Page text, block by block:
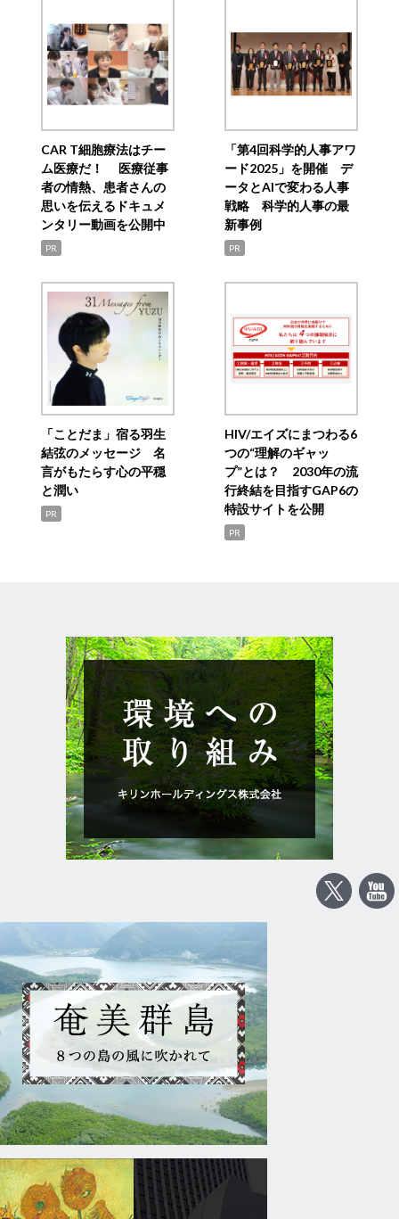
CAR T細胞療法はチー
ム医療だ！ 医療従事
者の情熱、患者さんの
思いを伝えるドキュメ
ンタリー動画を公開中
PR
「第4回科学的人事アワ
ード2025」を開催 デ
ータとAIで変わる人事
戦略 科学的人事の最
新事例
PR
「ことだま」宿る羽生
結弦のメッセージ 名
言がもたらす心の平穏
と潤い
PR
HIV/エイズにまつわる6
つの“理解のギャッ
プ”とは？ 2030年の流
行終結を目指すGAP6の
特設サイトを公開
PR